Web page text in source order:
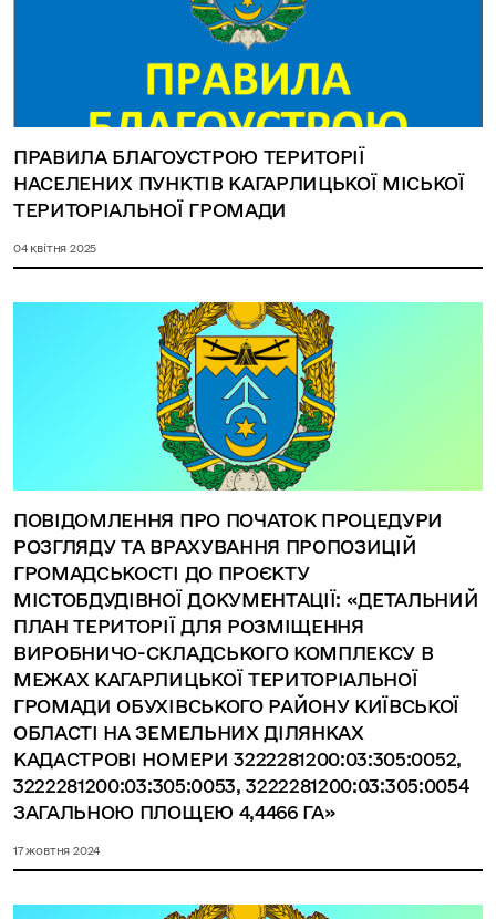
ПРАВИЛА БЛАГОУСТРОЮ ТЕРИТОРІЇ
НАСЕЛЕНИХ ПУНКТІВ КАГАРЛИЦЬКОЇ МІСЬКОЇ
ТЕРИТОРІАЛЬНОЇ ГРОМАДИ
04 квітня 2025
ПОВІДОМЛЕННЯ ПРО ПОЧАТОК ПРОЦЕДУРИ
РОЗГЛЯДУ ТА ВРАХУВАННЯ ПРОПОЗИЦІЙ
ГРОМАДСЬКОСТІ ДО ПРОЄКТУ
МІСТОБДУДІВНОЇ ДОКУМЕНТАЦІЇ: «ДЕТАЛЬНИЙ
ПЛАН ТЕРИТОРІЇ ДЛЯ РОЗМІЩЕННЯ
ВИРОБНИЧО-СКЛАДСЬКОГО КОМПЛЕКСУ В
МЕЖАХ КАГАРЛИЦЬКОЇ ТЕРИТОРІАЛЬНОЇ
ГРОМАДИ ОБУХІВСЬКОГО РАЙОНУ КИЇВСЬКОЇ
ОБЛАСТІ НА ЗЕМЕЛЬНИХ ДІЛЯНКАХ
КАДАСТРОВІ НОМЕРИ 3222281200:03:305:0052,
3222281200:03:305:0053, 3222281200:03:305:0054
ЗАГАЛЬНОЮ ПЛОЩЕЮ 4,4466 ГА»
17 жовтня 2024